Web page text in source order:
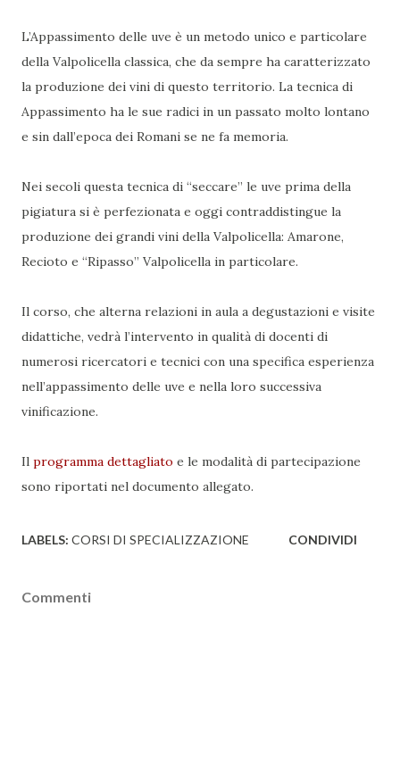
L’Appassimento delle uve è un metodo unico e particolare
della Valpolicella classica, che da sempre ha caratterizzato
la produzione dei vini di questo territorio. La tecnica di
Appassimento ha le sue radici in un passato molto lontano
e sin dall’epoca dei Romani se ne fa memoria.
Nei secoli questa tecnica di “seccare” le uve prima della
pigiatura si è perfezionata e oggi contraddistingue la
produzione dei grandi vini della Valpolicella: Amarone,
Recioto e “Ripasso” Valpolicella in particolare.
Il corso, che alterna relazioni in aula a degustazioni e visite
didattiche, vedrà l’intervento in qualità di docenti di
numerosi ricercatori e tecnici con una specifica esperienza
nell’appassimento delle uve e nella loro successiva
vinificazione.
Il programma dettagliato e le modalità di partecipazione
sono riportati nel documento allegato.
LABELS: CORSI DI SPECIALIZZAZIONE CONDIVIDI
Commenti